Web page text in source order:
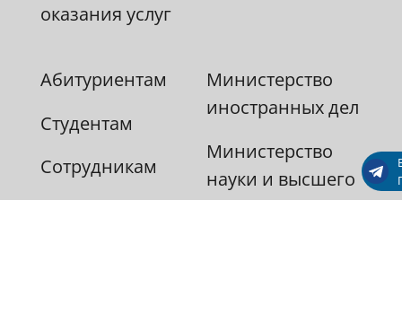
оказания услуг
Абитуриентам
Студентам
Сотрудникам
Министерство
иностранных дел
Министерство
науки и высшего
образования